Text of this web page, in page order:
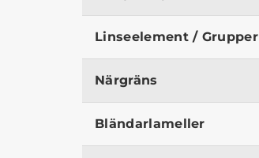
Linseelement / Grupper
Närgräns
Bländarlameller